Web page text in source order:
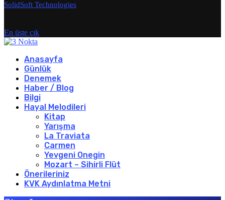
SolidSoft Technologies
En üste çık
Anasayfa
Günlük
Denemek
Haber / Blog
Bilgi
Hayal Melodileri
Kitap
Yarışma
La Traviata
Carmen
Yevgeni Onegin
Mozart – Sihirli Flüt
Önerileriniz
KVK Aydınlatma Metni